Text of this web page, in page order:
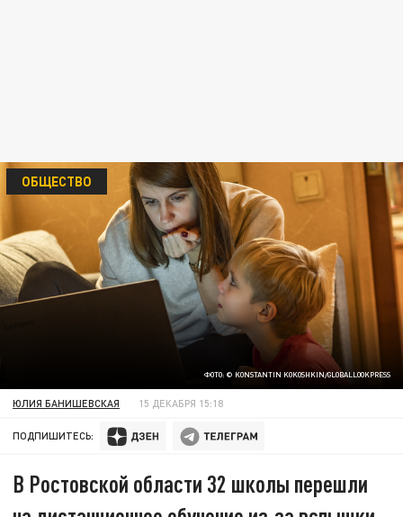
ФОТО: © KONSTANTIN KOKOSHKIN/GLOBALLOOKPRESS
ОБЩЕСТВО
ЮЛИЯ БАНИШЕВСКАЯ 15 ДЕКАБРЯ 15:18
ПОДПИШИТЕСЬ:
В Ростовской области 32 школы перешли